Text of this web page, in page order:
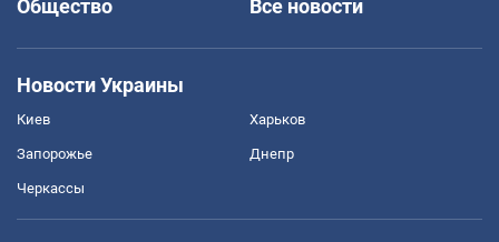
Общество
Все новости
Новости Украины
Киев Харьков
Запорожье Днепр
Черкассы